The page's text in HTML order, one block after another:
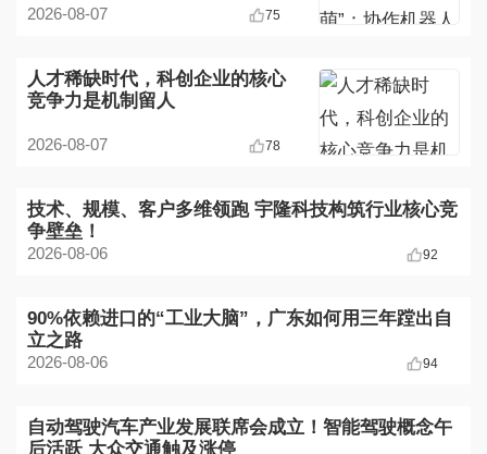
2026-08-07 75
人才稀缺时代，科创企业的核心
竞争力是机制留人
2026-08-07 78
技术、规模、客户多维领跑 宇隆科技构筑行业核心竞
争壁垒！
2026-08-06 92
90%依赖进口的“工业大脑”，广东如何用三年蹚出自
立之路
2026-08-06 94
自动驾驶汽车产业发展联席会成立！智能驾驶概念午
后活跃 大众交通触及涨停